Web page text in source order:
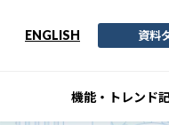
ENGLISH 資料
機能・トレンド